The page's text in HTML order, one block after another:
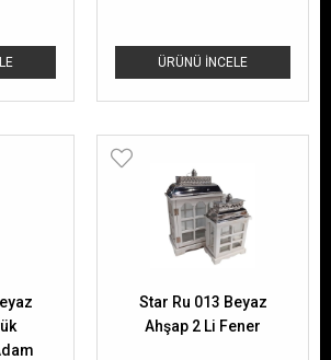
ÜRÜNÜ İNCELE
Star Ru 013 Beyaz
Ahşap 2 Li Fener